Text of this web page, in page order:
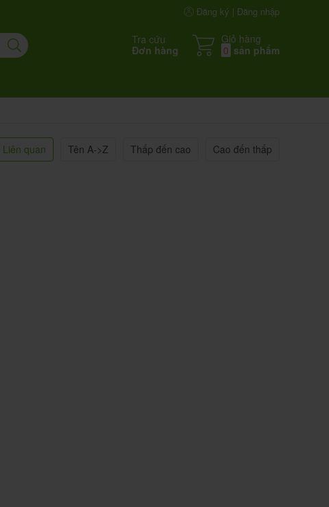
Đăng ký | Đăng nhập
Tra cứu
Đơn hàng
Giỏ hàng
0 sản phẩm
Liên quan Tên A->Z Thấp đến cao Cao đến thấp